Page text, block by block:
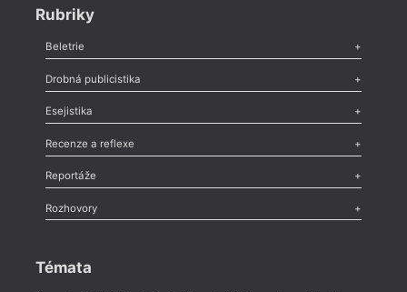
Rubriky
Beletrie
Poezie,Próza,Dokumenty
Drobná publicistika
Odlesk
Nekrolog,Glosa,Sloupek,Pozvánka,Literární soutěž,
Esejistika
Esej , Pádlo,Úvaha
Recenze a reflexe
Recenze
Méně slov o próze,Celá rubrika
Reportáže
Literární zítřky
Celá rubrika
Rozhovory
Témata